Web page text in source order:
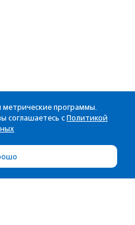
программы.
соглашаетесь с Политикой